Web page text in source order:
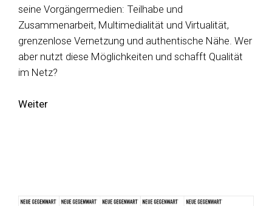
seine Vorgängermedien: Teilhabe und
Zusammenarbeit, Multimedialität und Virtualität,
grenzenlose Vernetzung und authentische Nähe. Wer
aber nutzt diese Möglichkeiten und schafft Qualität
im Netz?
Weiter